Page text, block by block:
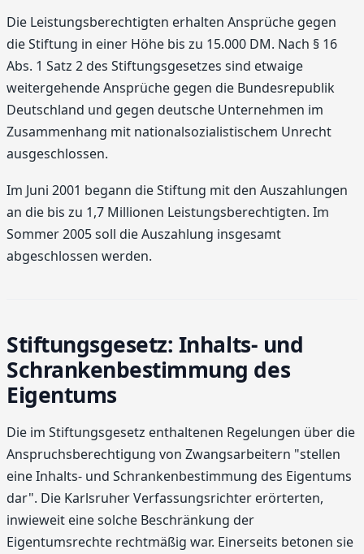
Die Leistungsberechtigten erhalten Ansprüche gegen
die Stiftung in einer Höhe bis zu 15.000 DM. Nach § 16
Abs. 1 Satz 2 des Stiftungsgesetzes sind etwaige
weitergehende Ansprüche gegen die Bundesrepublik
Deutschland und gegen deutsche Unternehmen im
Zusammenhang mit nationalsozialistischem Unrecht
ausgeschlossen.
Im Juni 2001 begann die Stiftung mit den Auszahlungen
an die bis zu 1,7 Millionen Leistungsberechtigten. Im
Sommer 2005 soll die Auszahlung insgesamt
abgeschlossen werden.
Stiftungsgesetz: Inhalts- und
Schrankenbestimmung des
Eigentums
Die im Stiftungsgesetz enthaltenen Regelungen über die
Anspruchsberechtigung von Zwangsarbeitern "stellen
eine Inhalts- und Schrankenbestimmung des Eigentums
dar". Die Karlsruher Verfassungsrichter erörterten,
inwieweit eine solche Beschränkung der
Eigentumsrechte rechtmäßig war. Einerseits betonen sie